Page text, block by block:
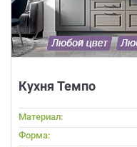
Кухня Темпо
Материал:
Форма: